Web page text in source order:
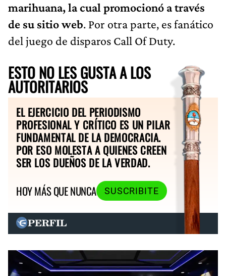
marihuana, la cual promocionó a través
de su sitio web. Por otra parte, es fanático
del juego de disparos Call Of Duty.
ESTO NO LES GUSTA A LOS
AUTORITARIOS
EL EJERCICIO DEL PERIODISMO
PROFESIONAL Y CRÍTICO ES UN PILAR
FUNDAMENTAL DE LA DEMOCRACIA.
POR ESO MOLESTA A QUIENES CREEN
SER LOS DUEÑOS DE LA VERDAD.
HOY MÁS QUE NUNCA
SUSCRIBITE